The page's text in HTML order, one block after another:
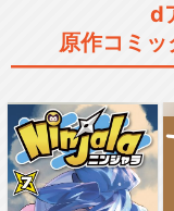
d
原作コミッ